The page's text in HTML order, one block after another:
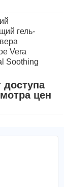
гель-
Vera
Soothing
доступа
цен